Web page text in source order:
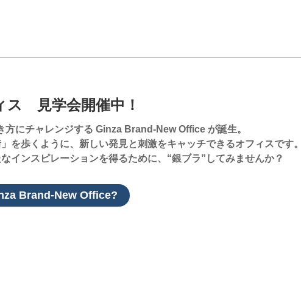
ス 見学会開催中！
にチャレンジする Ginza Brand-New Office が誕生。
を歩くように、新しい発見と刺激をキャッチできるオフィスです。
インスピレーションを得るために、“銀ブラ”してみませんか？
Brand-New Office?